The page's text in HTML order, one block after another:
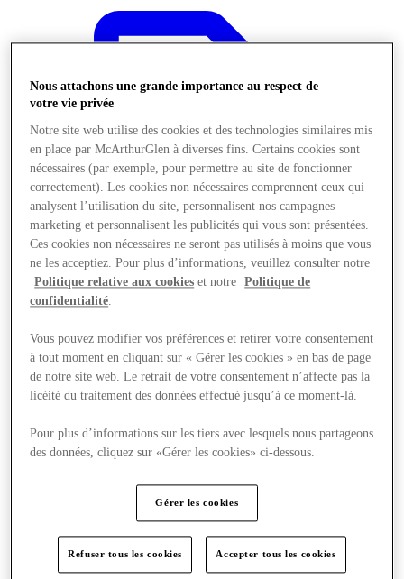
Nous attachons une grande importance au respect de
votre vie privée
Notre site web utilise des cookies et des technologies similaires mis
en place par McArthurGlen à diverses fins. Certains cookies sont
nécessaires (par exemple, pour permettre au site de fonctionner
correctement). Les cookies non nécessaires comprennent ceux qui
analysent l’utilisation du site, personnalisent nos campagnes
marketing et personnalisent les publicités qui vous sont présentées.
Ces cookies non nécessaires ne seront pas utilisés à moins que vous
ne les acceptiez. Pour plus d’informations, veuillez consulter notre
Politique relative aux cookies et notre
Politique de
confidentialité.
Vous pouvez modifier vos préférences et retirer votre consentement
à tout moment en cliquant sur « Gérer les cookies » en bas de page
de notre site web. Le retrait de votre consentement n’affecte pas la
licéité du traitement des données effectué jusqu’à ce moment-là.
Pour plus d’informations sur les tiers avec lesquels nous partageons
des données, cliquez sur «Gérer les cookies» ci-dessous.
Gérer les cookies
Refuser tous les cookies Accepter tous les cookies